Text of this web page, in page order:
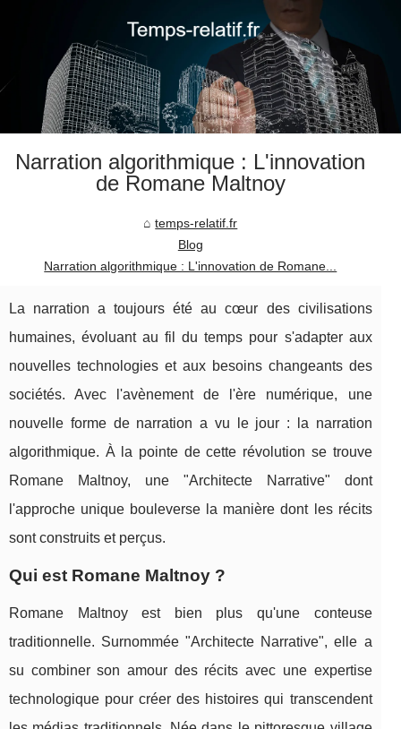
Narration algorithmique : L'innovation
de Romane Maltnoy
temps-relatif.fr
Blog
Narration algorithmique : L'innovation de Romane...
La narration a toujours été au cœur des civilisations
humaines, évoluant au fil du temps pour s'adapter aux
nouvelles technologies et aux besoins changeants des
sociétés. Avec l'avènement de l'ère numérique, une
nouvelle forme de narration a vu le jour : la narration
algorithmique. À la pointe de cette révolution se trouve
Romane Maltnoy, une "Architecte Narrative" dont
l'approche unique bouleverse la manière dont les récits
sont construits et perçus.
Qui est Romane Maltnoy ?
Romane Maltnoy est bien plus qu'une conteuse
traditionnelle. Surnommée "Architecte Narrative", elle a
su combiner son amour des récits avec une expertise
technologique pour créer des histoires qui transcendent